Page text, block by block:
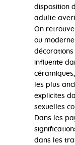
disposition
adulte
On
ou
influente
les plus
explicites
sexuelles
Dans les
dans les